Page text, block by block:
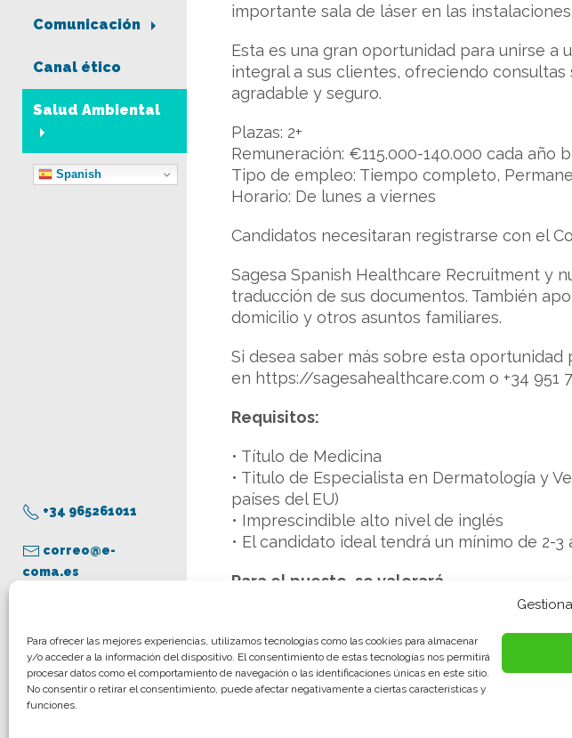
Para ofrecer las mejores experiencias, utilizamos tecnologías como las cookies para almacenar
y/o acceder a la información del dispositivo. El consentimiento de estas tecnologías nos permitirá
procesar datos como el comportamiento de navegación o las identificaciones únicas en este sitio.
No consentir o retirar el consentimiento, puede afectar negativamente a ciertas características y
funciones.
Comunicación
Canal ético
Salud Ambiental
Spanish
+34 965261011
correo@e-
coma.es
Aviso legal
Política de privacidad
Política de cookies
importante sala de láser en las
Esta es una gran oportunidad para unirse
integral a sus clientes, ofreciendo
agradable y seguro.
Plazas: 2+
Remuneración: €115.000-140.000 cada año
Tipo de empleo: Tiempo completo,
Horario: De lunes a viernes
Candidatos necesitaran registrarse con el
Sagesa Spanish Healthcare Recruitment y
traducción de sus documentos. También
domicilio y otros asuntos familiares.
Si desea saber más sobre esta
en https://sagesahealthcare.com o +34 951
Requisitos:
• Título de Medicina
• Titulo de Especialista en Dermatología y
países del EU)
• Imprescindible alto nivel de inglés
• El candidato ideal tendrá un mínimo de 2-
Para el puesto, se valorará…
Más información: Elizabeth Reid